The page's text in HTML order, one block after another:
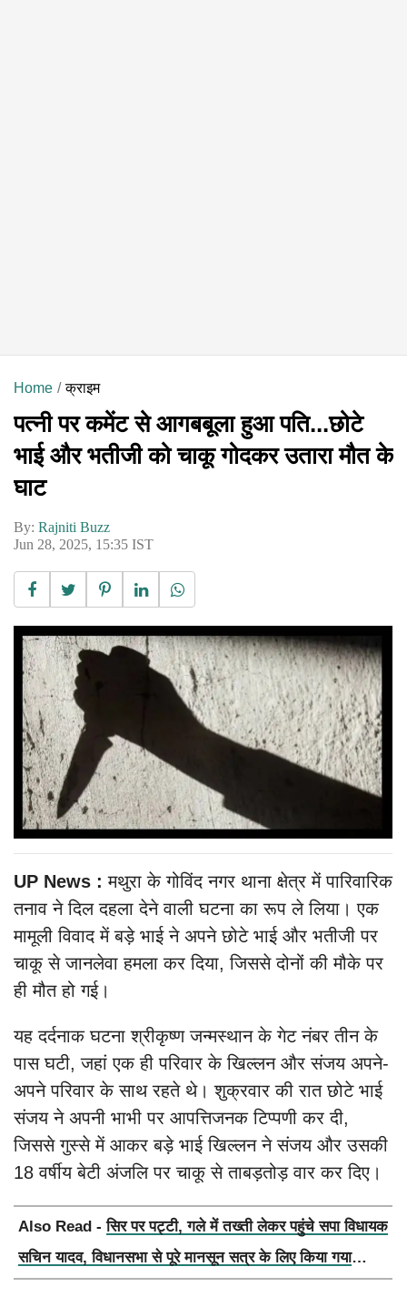
Home क्राइम
पत्नी पर कमेंट से आगबबूला हुआ पति...छोटे
भाई और भतीजी को चाकू गोदकर उतारा मौत के
घाट
By: Rajniti Buzz
Jun 28, 2025, 15:35 IST
UP News : मथुरा के गोविंद नगर थाना क्षेत्र में पारिवारिक
तनाव ने दिल दहला देने वाली घटना का रूप ले लिया। एक
मामूली विवाद में बड़े भाई ने अपने छोटे भाई और भतीजी पर
चाकू से जानलेवा हमला कर दिया, जिससे दोनों की मौके पर
ही मौत हो गई।
यह दर्दनाक घटना श्रीकृष्ण जन्मस्थान के गेट नंबर तीन के
पास घटी, जहां एक ही परिवार के खिल्लन और संजय अपने-
अपने परिवार के साथ रहते थे। शुक्रवार की रात छोटे भाई
संजय ने अपनी भाभी पर आपत्तिजनक टिप्पणी कर दी,
जिससे गुस्से में आकर बड़े भाई खिल्लन ने संजय और उसकी
18 वर्षीय बेटी अंजलि पर चाकू से ताबड़तोड़ वार कर दिए।
Also Read -सिर पर पट्टी, गले में तख्ती लेकर पहुंचे सपा विधायक
सचिन यादव, विधानसभा से पूरे मानसून सत्र के लिए किया गया